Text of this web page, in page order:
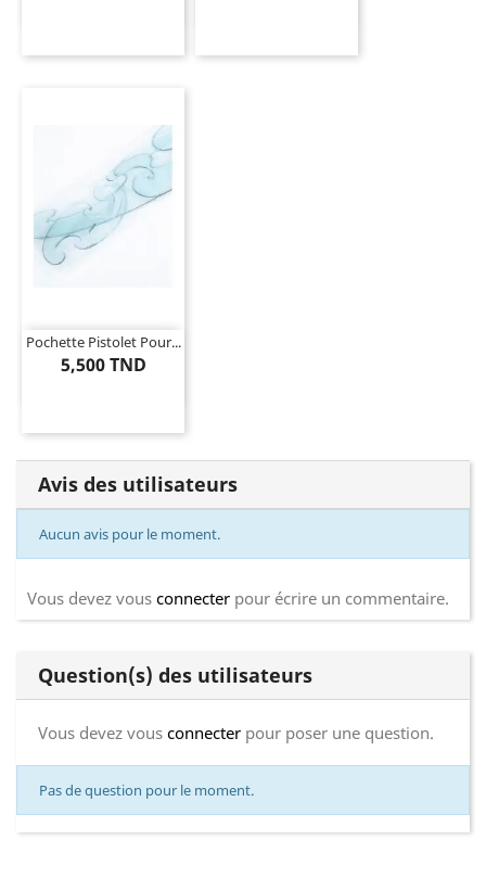
Pochette Pistolet Pour...
5,500 TND
Avis des utilisateurs
Aucun avis pour le moment.
Vous devez vous connecter pour écrire un commentaire.
Question(s) des utilisateurs
Vous devez vous connecter pour poser une question.
Pas de question pour le moment.